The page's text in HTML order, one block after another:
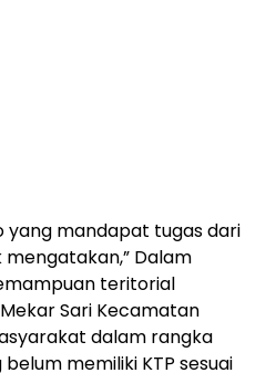
yang mandapat tugas dari
Dalam
teritorial
Sari Kecamatan
dalam rangka
memiliki KTP sesuai